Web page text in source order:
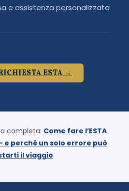
e assistenza personalizzata
ESTA →
completa: Come fare l’ESTA
e perché un solo errore può
il viaggio